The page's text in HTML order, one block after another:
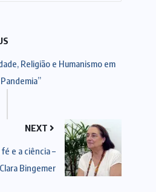
Religião e Humanismo em
NEXT
e a ciência –
Bingemer